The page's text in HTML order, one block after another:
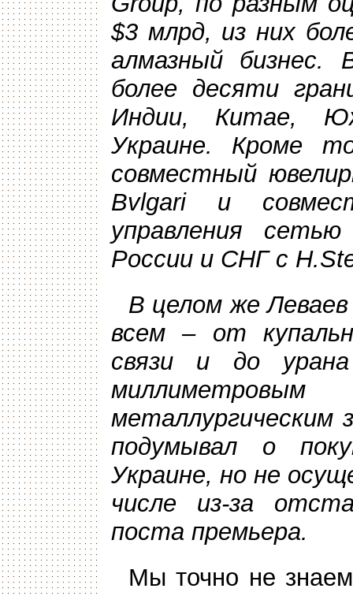
$3 млрд, из них
алмазный бизнес.
более десяти
Индии, Китае,
Украине. Кроме
совместный
Bvlgari и
управления
России и СНГ с
В целом же
всем – от
связи и до
металлургическим
подумывал о
Украине, но не
числе из-за
поста премьера.
Мы точно не